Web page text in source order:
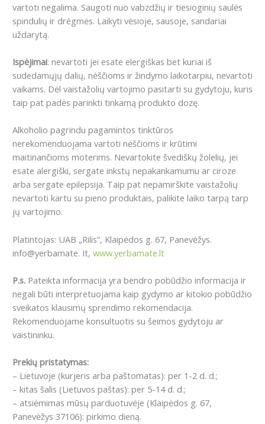
vartoti negalima. Saugoti nuo vabzdžių ir tiesioginių saulės
spindulių ir drégmės. Laikyti vėsioje, sausoje, sandariai
uždarytą.
Ispėjimai: nevartoti jei esate elergiškas bet kuriai iš
sudedamųjų dalių, nėščioms ir žindymo laikotarpiu, nevartoti
vaikams. Dėl vaistažolių vartojimo pasitarti su gydytoju, kuris
taip pat padės parinkti tinkamą produkto dozę.
Alkoholio pagrindu pagamintos tinktūros
nerekomenduojama vartoti nėščioms ir krūtimi
maitinančioms moterims. Nevartokite švediškų žolelių, jei
esate alergiški, sergate inkstų nepakankamumu ar ciroze
arba sergate epilepsija. Taip pat nepamirškite vaistažolių
nevartoti kartu su pieno produktais, palikite laiko tarpą tarp
jų vartojimo.
Platintojas: UAB „Rilis”, Klaipėdos g. 67, Panevėžys.
info@yerbamate. It, www.yerbamate.lt
P.s. Pateikta informacija yra bendro pobūdžio informacija ir
negali būti interpretuojama kaip gydymo ar kitokio pobūdžio
sveikatos klausimų sprendimo rekomendacija.
Rekomenduojame konsultuotis su šeimos gydytoju ar
vaistininku.
Prekių pristatymas:
– Lietuvoje (kurjeris arba paštomatas): per 1-2 d. d.;
– kitas šalis (Lietuvos paštas): per 5-14 d. d.;
– atsiėmimas mūsų parduotuvėje (Klaipėdos g. 67,
Panevėžys 37106): pirkimo dieną.